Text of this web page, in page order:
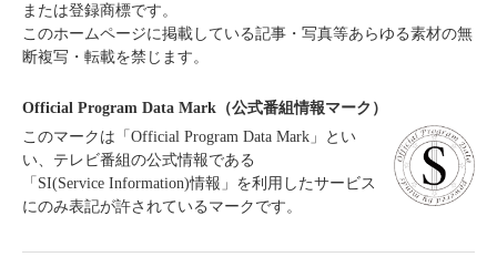
または登録商標です。
このホームページに掲載している記事・写真等あらゆる素材の無
断複写・転載を禁じます。
Official Program Data Mark（公式番組情報マーク）
このマークは「Official Program Data Mark」とい
い、テレビ番組の公式情報である
「SI(Service Information)情報」を利用したサービス
にのみ表記が許されているマークです。